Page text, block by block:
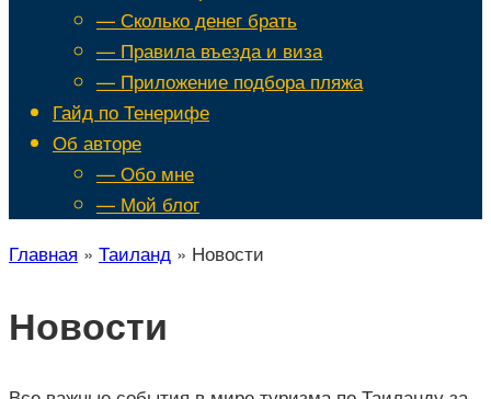
— Сколько денег брать
— Правила въезда и виза
— Приложение подбора пляжа
Гайд по Тенерифе
Об авторе
— Обо мне
— Мой блог
Главная » Таиланд » Новости
Новости